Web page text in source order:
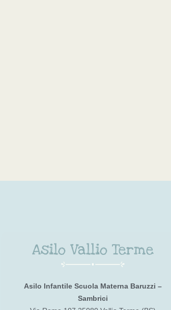
Asilo Vallio Terme
Asilo Infantile Scuola Materna Baruzzi –
Sambrici